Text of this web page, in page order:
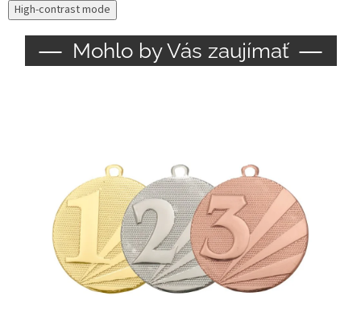
High-contrast mode
Mohlo by Vás zaujímať